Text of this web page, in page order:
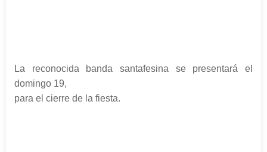
La reconocida banda santafesina se presentará el
domingo 19,
para el cierre de la fiesta.